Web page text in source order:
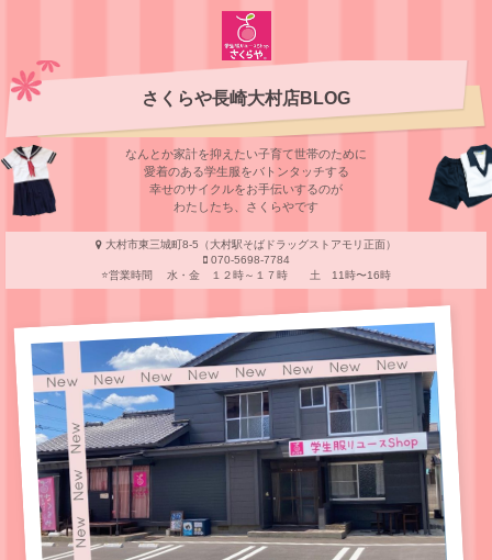
さくらや長崎大村店BLOG
なんとか家計を抑えたい子育て世帯のために
愛着のある学⽣服をバトンタッチする
幸せのサイクルをお⼿伝いするのが
わたしたち、さくらやです
大村市東三城町8-5（大村駅そばドラッグストアモリ正面）
070-5698-7784
⭐️営業時間 水・金 １２時～１７時 土 11時〜16時